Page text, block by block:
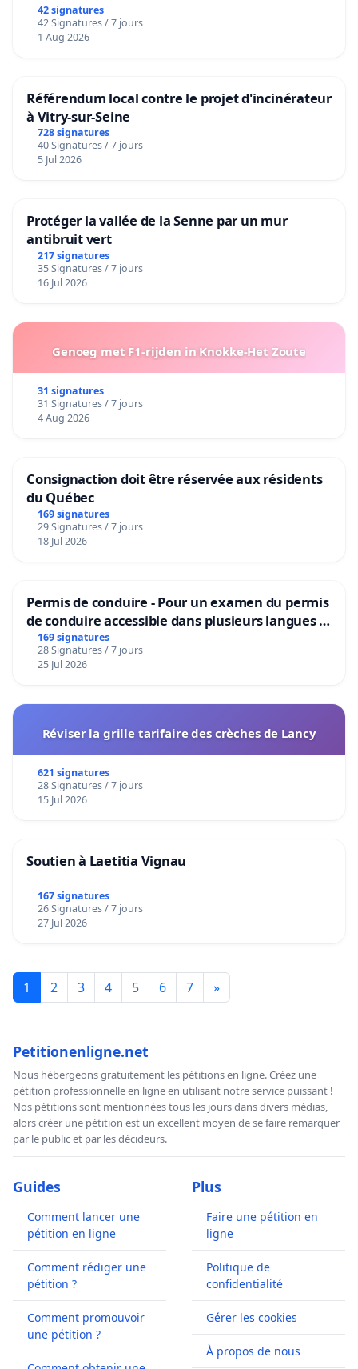
42 signatures
42 Signatures / 7 jours
1 Aug 2026
Référendum local contre le projet d'incinérateur
à Vitry-sur-Seine
728 signatures
40 Signatures / 7 jours
5 Jul 2026
Protéger la vallée de la Senne par un mur
antibruit vert
217 signatures
35 Signatures / 7 jours
16 Jul 2026
Genoeg met F1-rijden in Knokke-Het Zoute
31 signatures
31 Signatures / 7 jours
4 Aug 2026
Consignaction doit être réservée aux résidents
du Québec
169 signatures
29 Signatures / 7 jours
18 Jul 2026
Permis de conduire - Pour un examen du permis
de conduire accessible dans plusieurs langues à
Bruxelles
169 signatures
28 Signatures / 7 jours
25 Jul 2026
Réviser la grille tarifaire des crèches de Lancy
621 signatures
28 Signatures / 7 jours
15 Jul 2026
Soutien à Laetitia Vignau
167 signatures
26 Signatures / 7 jours
27 Jul 2026
1 2 3 4 5 6 7 »
Petitionenligne.net
Nous hébergeons gratuitement les pétitions en ligne. Créez une
pétition professionnelle en ligne en utilisant notre service puissant !
Nos pétitions sont mentionnées tous les jours dans divers médias,
alors créer une pétition est un excellent moyen de se faire remarquer
par le public et par les décideurs.
Guides
Comment lancer une
pétition en ligne
Comment rédiger une
pétition ?
Comment promouvoir
une pétition ?
Plus
Faire une pétition en
ligne
Politique de
confidentialité
Gérer les cookies
À propos de nous